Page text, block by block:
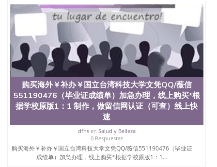
University）圣何塞州立大学（San Jose State
University）圣何塞州立大学文凭（San Jose State
University）圣何塞州立大学文凭（San Jose State
University）文凭圣何塞州立大学文凭（San Jose
State University）圣何塞州立大学学历（ San Jose
State University）圣何塞州立大学学历（San Jose
State University）圣何塞州立大学学历（San Jose
State University）圣 塞州立大学学历（San Jose
State University）圣何塞州立大学（San Jose State
University）圣何塞州立大学（San Jose State
University）圣何塞州立大学（San Jose State
University）圣何塞州立大学（San Jose State
University）圣何塞州立大学学位证（San Jose State
University）圣何塞州立大学学位证（San Jose State
University）圣何塞州立大学学位证（San Jose State
University）圣何塞州立大学（San Jose State
University）圣何塞州立大学（San Jose State
University）圣何塞州立大学（San Jose State
购买海外￥补办￥国立台湾科技大学文凭QQ/薇信
551190476（毕业证成绩单）加急办理，线上购买*根
据学校原版1：1 制作，做留信网认证（可查）线上快
速
dfnsen Salud y Belleza
0 Respuestas
购买海外￥补办￥国立台湾科技大学文凭QQ/薇信551190476（毕业证
成绩单）加急办理，线上购买*根据学校原版1：1...